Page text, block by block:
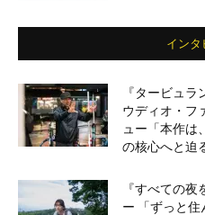
インタ
『タービュ
ウディオ・フ
ュー「本作は
の核心へと迫
『すべての
ー 「ずっと